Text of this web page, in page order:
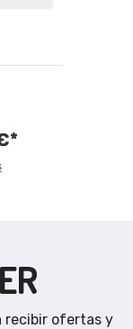
*
recibir ofertas y